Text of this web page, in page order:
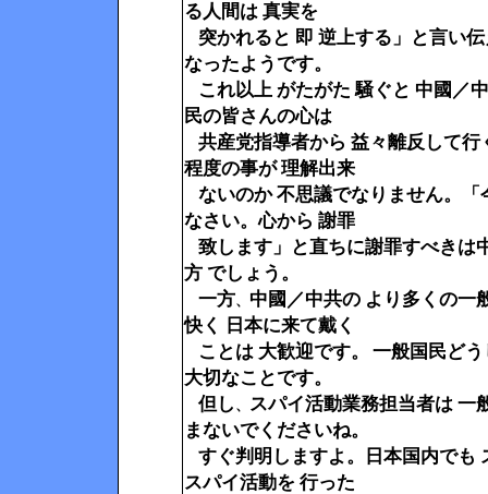
る人間は 真実を
突かれると 即 逆上する」と言い
なったようです。
これ以上 がたがた 騒ぐと 中國／
民の皆さんの心は
共産党指導者から 益々離反して
程度の事が 理解出来
ないのか 不思議でなりません。
なさい。心から 謝罪
致します」と直ちに謝罪すべきは
方 でしょう。
一方、 中國／中共の より多くの一
快く 日本に来て戴く
ことは 大歓迎です。
一般国民ど
大切なことです。
但し 、 スパイ活動業務担当者は 一
まないでくださいね。
すぐ判明しますよ。日本国内でも
スパイ活動を 行った